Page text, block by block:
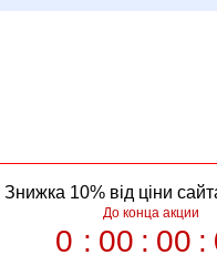
10% від ціни
До конца акции
0 00 00